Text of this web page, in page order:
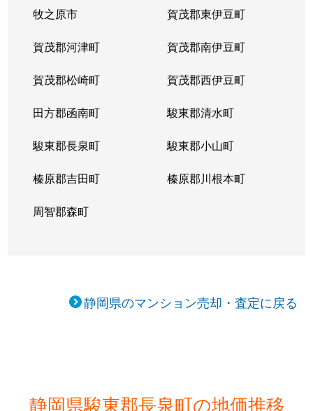
牧之原市 賀茂郡東伊豆町
賀茂郡河津町 賀茂郡南伊豆町
賀茂郡松崎町 賀茂郡西伊豆町
田方郡函南町 駿東郡清水町
駿東郡長泉町 駿東郡小山町
榛原郡吉田町 榛原郡川根本町
周智郡森町
静岡県のマンション売却・査定に戻る
静岡県駿東郡長泉町の地価推移